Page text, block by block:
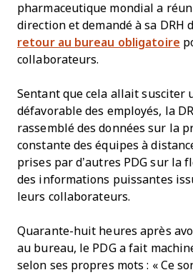
pharmaceutique mondial a
direction et demandé à sa DRH
retour au bureau obligatoire
collaborateurs.
Sentant que cela allait susciter
défavorable des employés, la
rassemblé des données sur la
constante des équipes à
prises par d’autres PDG sur la
des informations puissantes
leurs collaborateurs.
Quarante-huit heures après
au bureau, le PDG a fait
selon ses propres mots : « Ce